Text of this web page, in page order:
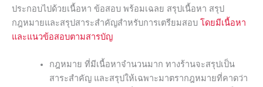
ประกอบไปด้วยเนื้อหา ข้อสอบ พร้อมเฉลย สรุปเนื้อหา สรุป
กฎหมายและสรุปสาระสำคัญสำหรับการเตรียมสอบ โดยมีเนื้อหา
และแนวข้อสอบตามสารบัญ
กฎหมาย ที่มีเนื้อหาจำนวนมาก ทางร้านจะสรุปเป็น
สาระสำคัญ และสรุปให้เฉพาะมาตรากฎหมายที่คาดว่า